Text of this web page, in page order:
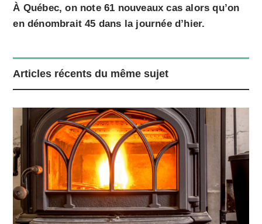
À Québec, on note 61 nouveaux cas alors qu’on
en dénombrait 45 dans la journée d’hier.
Articles récents du même sujet